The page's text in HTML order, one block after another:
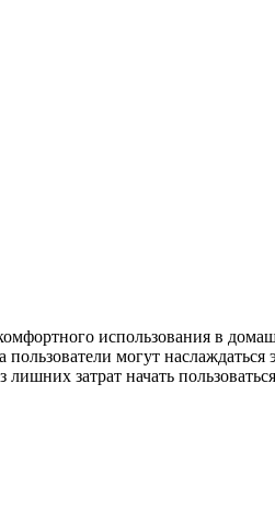
использования в
могут
затрат начать